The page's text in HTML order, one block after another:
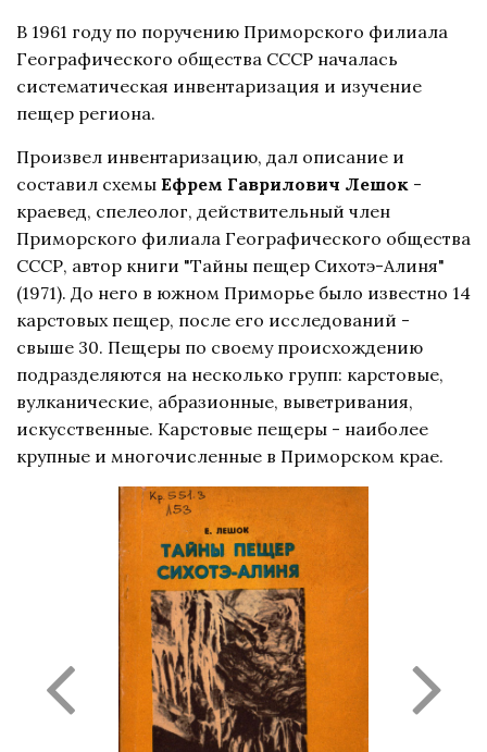
В 1961 году по поручению Приморского филиала
Географического общества СССР началась
систематическая инвентаризация и изучение
пещер региона.
Произвел инвентаризацию, дал описание и
составил схемы Ефрем Гаврилович Лешок -
краевед, спелеолог, действительный член
Приморского филиала Географического общества
СССР, автор книги "Тайны пещер Сихотэ-Алиня"
(1971). До него в южном Приморье было известно 14
карстовых пещер, после его исследований -
свыше 30. Пещеры по своему происхождению
подразделяются на несколько групп: карстовые,
вулканические, абразионные, выветривания,
искусственные. Карстовые пещеры - наиболее
крупные и многочисленные в Приморском крае.